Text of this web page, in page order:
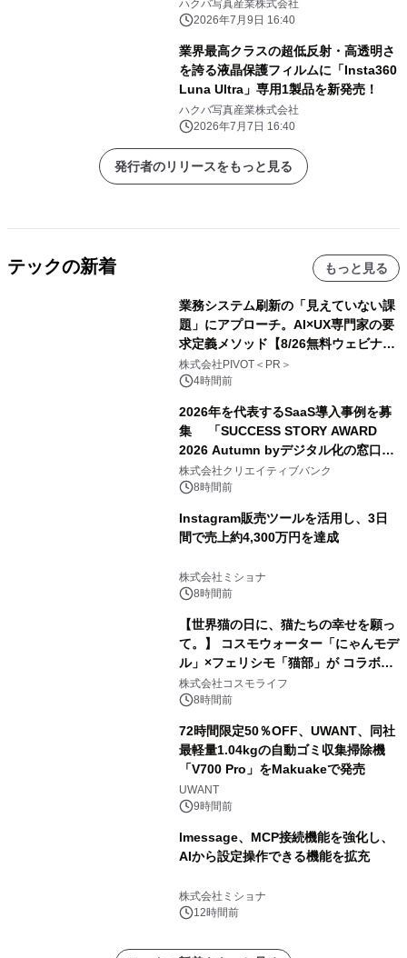
ハクバ写真産業株式会社
2026年7月9日 16:40
業界最高クラスの超低反射・高透明さ
を誇る液晶保護フィルムに「Insta360
Luna Ultra」専用1製品を新発売！
ハクバ写真産業株式会社
2026年7月7日 16:40
発行者のリリースをもっと見る
テックの新着 もっと見る
業務システム刷新の「見えていない課
題」にアプローチ。AI×UX専門家の要
求定義メソッド【8/26無料ウェビナ
ー】株式会社PIVOT
株式会社PIVOT＜PR＞
4時間前
2026年を代表するSaaS導入事例を募
集 「SUCCESS STORY AWARD
2026 Autumn byデジタル化の窓口」
開催
株式会社クリエイティブバンク
8時間前
Instagram販売ツールを活用し、3日
間で売上約4,300万円を達成
株式会社ミショナ
8時間前
【世界猫の日に、猫たちの幸せを願っ
て。】 コスモウォーター「にゃんモデ
ル」×フェリシモ「猫部」が コラボキ
ャンペーンを実施
株式会社コスモライフ
8時間前
72時間限定50％OFF、UWANT、同社
最軽量1.04kgの自動ゴミ収集掃除機
「V700 Pro」をMakuakeで発売
UWANT
9時間前
lmessage、MCP接続機能を強化し、
AIから設定操作できる機能を拡充
株式会社ミショナ
12時間前